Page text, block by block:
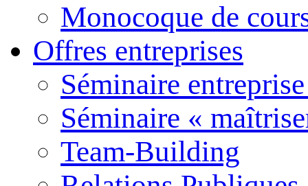
Monocoque de
Offres entreprises
Séminaire
Séminaire «
Team-Building